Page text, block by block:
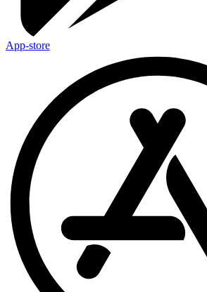
App-store